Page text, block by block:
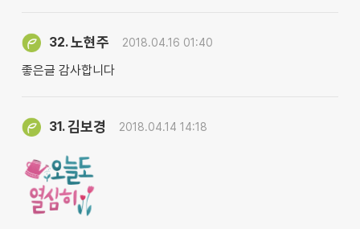
32.노현주 2018.04.16 01:40
좋은글 감사합니다
31.김보경 2018.04.14 14:18